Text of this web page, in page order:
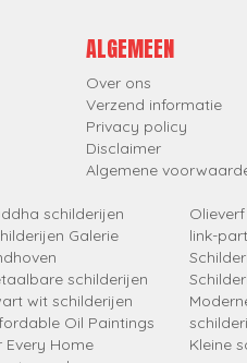
ALGEMEEN
Over ons
Verzend informatie
Privacy policy
Disclaimer
Algemene
schilderijen
Galerie
schilderijen
wit schilderijen
Oil Paintings
Every Home
link-
Kleine